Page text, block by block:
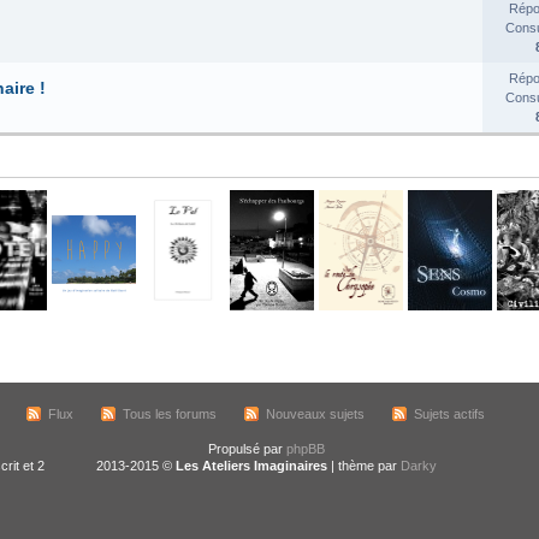
!
Flux Tous les forums Nouveaux sujets Sujets actifs
et 2
Propulsé par phpBB
2013-2015 © Les Ateliers Imaginaires | thème par Darky